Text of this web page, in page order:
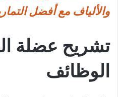
والألياف مع أفضل
تشريح عضلة
الوظائف